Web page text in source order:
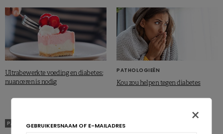
Ultrabewerkte voeding en diabetes:
nuanceren is nodig
PATHOLOGIEËN
Kou zou helpen tegen diabetes
PATHOLOGIEËN DIABETES ×
GEBRUIKERSNAAM OF E-MAILADRES